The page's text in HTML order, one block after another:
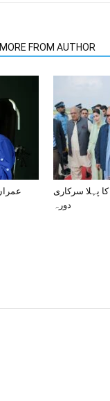
MORE FROM AUTHOR
پہلا سرکاری
دورہ